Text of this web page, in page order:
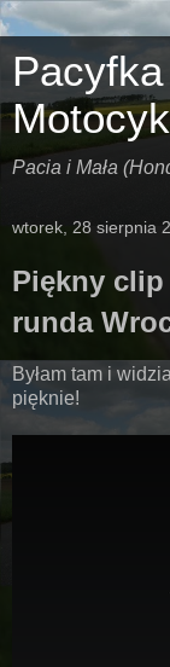
Pacyfka
Pacia i Mała
wtorek, 28 sierpnia
Piękny clip
runda
Byłam tam i
pięknie!